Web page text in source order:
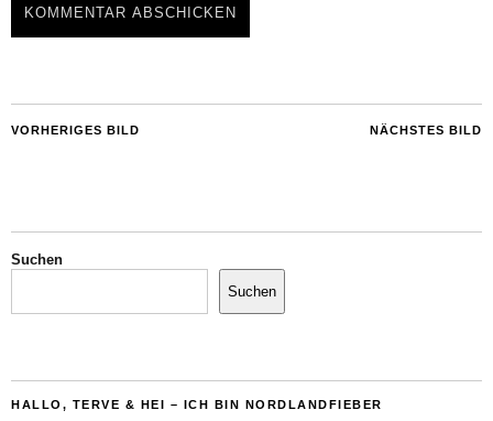
NÄCHSTES BILD
VORHERIGES BILD
Suchen
Suchen
HALLO, TERVE & HEI – ICH BIN NORDLANDFIEBER